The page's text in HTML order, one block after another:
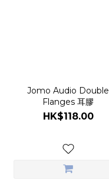
Jomo Audio Double
Flanges 耳膠
HK$118.00